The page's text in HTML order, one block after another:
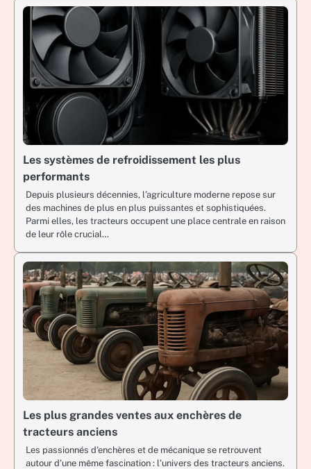
Les systèmes de refroidissement les plus
performants
Depuis plusieurs décennies, l’agriculture moderne repose sur
des machines de plus en plus puissantes et sophistiquées.
Parmi elles, les tracteurs occupent une place centrale en raison
de leur rôle crucial…
Les plus grandes ventes aux enchères de
tracteurs anciens
Les passionnés d’enchères et de mécanique se retrouvent
autour d’une même fascination : l’univers des tracteurs anciens.